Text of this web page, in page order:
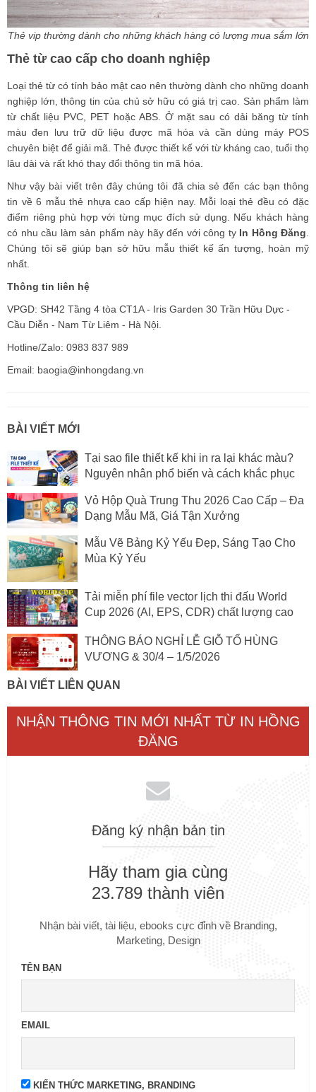
Thẻ vip thường dành cho những khách hàng có lượng mua sắm lớn
Thẻ từ cao cấp cho doanh nghiệp
Loại thẻ từ có tính bảo mật cao nên thường dành cho những doanh
nghiệp lớn, thông tin của chủ sở hữu có giá trị cao. Sản phẩm làm
từ chất liệu PVC, PET hoặc ABS. Ở mặt sau có dải băng từ tính
màu đen lưu trữ dữ liệu được mã hóa và cần dùng máy POS
chuyên biệt để giải mã. Thẻ được thiết kế với từ kháng cao, tuổi thọ
lâu dài và rất khó thay đổi thông tin mã hóa.
Như vậy bài viết trên đây chúng tôi đã chia sẻ đến các bạn thông
tin về 6 mẫu thẻ nhựa cao cấp hiện nay. Mỗi loại thẻ đều có đặc
điểm riêng phù hợp với từng mục đích sử dụng. Nếu khách hàng
có nhu cầu làm sản phẩm này hãy đến với công ty In Hồng Đăng
Chúng tôi sẽ giúp bạn sở hữu mẫu thiết kế ấn tượng, hoàn mỹ
nhất.
Thông tin liên hệ
VPGD: SH42 Tầng 4 tòa CT1A - Iris Garden 30 Trần Hữu Dực -
Cầu Diễn - Nam Từ Liêm - Hà Nội.
Hotline/Zalo: 0983 837 989
Email: baogia@inhongdang.vn
BÀI VIẾT MỚI
Tại sao file thiết kế khi in ra lại khác màu?
Nguyên nhân phổ biến và cách khắc phục
Vỏ Hộp Quà Trung Thu 2026 Cao Cấp – Đa
Dạng Mẫu Mã, Giá Tận Xưởng
Mẫu Vẽ Bảng Kỷ Yếu Đẹp, Sáng Tạo Cho
Mùa Kỷ Yếu
Tải miễn phí file vector lịch thi đấu World
Cup 2026 (AI, EPS, CDR) chất lượng cao
THÔNG BÁO NGHỈ LỄ GIỖ TỔ HÙNG
VƯƠNG & 30/4 – 1/5/2026
BÀI VIẾT LIÊN QUAN
NHẬN THÔNG TIN MỚI NHẤT TỪ IN HỒNG
ĐĂNG
Đăng ký nhận bản tin
Hãy tham gia cùng
23.789 thành viên
Nhận bài viết, tài liệu, ebooks cực đỉnh về Branding,
Marketing, Design
TÊN BẠN
EMAIL
KIẾN THỨC MARKETING, BRANDING